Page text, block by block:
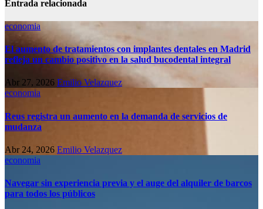
Entrada relacionada
economia
El aumento de tratamientos con implantes dentales en Madrid
refleja un cambio positivo en la salud bucodental integral
Abr 27, 2026 Emilio Velazquez
economia
Reus registra un aumento en la demanda de servicios de
mudanza
Abr 24, 2026 Emilio Velazquez
economia
Navegar sin experiencia previa y el auge del alquiler de barcos
para todos los públicos